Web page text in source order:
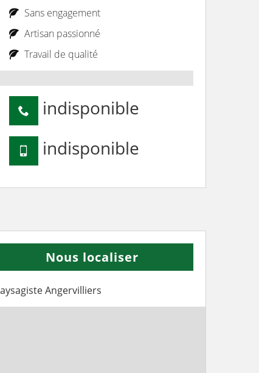
Sans engagement
Artisan passionné
Travail de qualité
indisponible
indisponible
Nous localiser
Angervilliers